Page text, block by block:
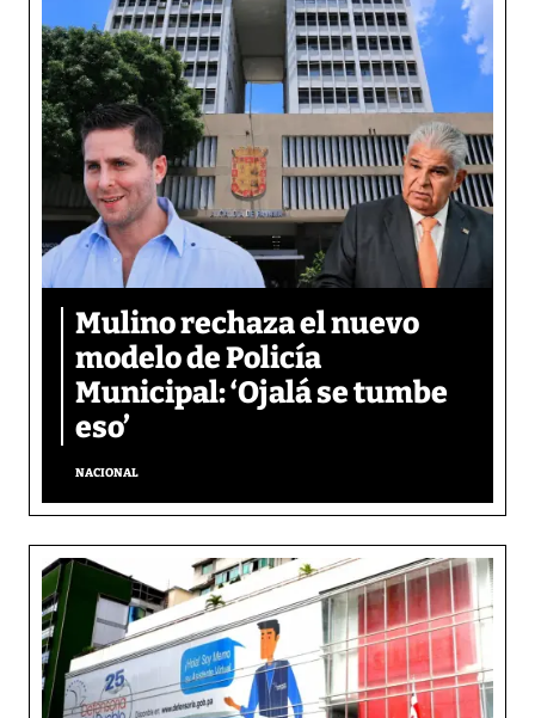
Mulino rechaza el nuevo
modelo de Policía
Municipal: ‘Ojalá se tumbe
eso’
NACIONAL